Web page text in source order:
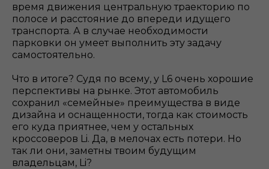
время движения центральную траекторию по
полосе и расстояние до впереди идущего
транспорта. А в случае необходимости
парковки он умеет выполнить эту задачу
самостоятельно.
Что в итоге? Судя по всему, у L6 очень хорошие
перспективы на рынке. Этот автомобиль
сохранил «семейные» преимущества в виде
дизайна и оснащенности, тогда как стоимость
его куда приятнее, чем у остальных
кроссоверов Li. Да, в мелочах есть потери. Но
так ли они, заметны твоим будущим
владельцам, Li?